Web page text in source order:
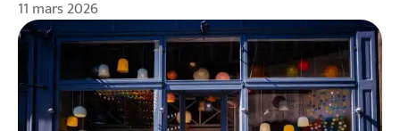
11 mars 2026